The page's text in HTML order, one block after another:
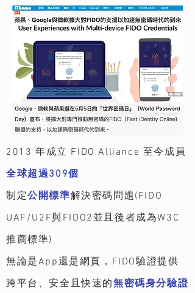
2013 年成立 FIDO Alliance 至今成員
全球超過309個
​制定公開標準解決密碼問題(FIDO
UAF/U2F與FIDO2並且後者成為W3C
推薦標準)
​無論是App還是網頁，FIDO驗證提供
跨平台、安全且快速的無密碼身分驗證